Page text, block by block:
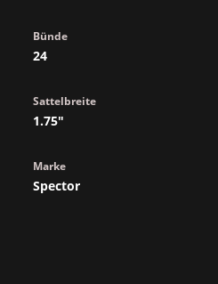
Bünde
24
Sattelbreite
1.75"
Marke
Spector